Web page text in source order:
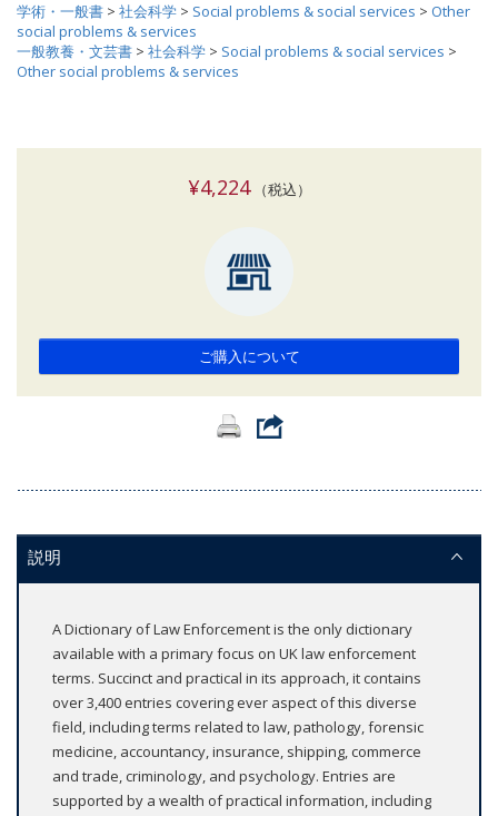
学術・一般書 > 社会科学 > Social problems & social services > Other
social problems & services
一般教養・文芸書 > 社会科学 > Social problems & social services >
Other social problems & services
¥4,224（税込）
ご購入について
説明
A Dictionary of Law Enforcement is the only dictionary
available with a primary focus on UK law enforcement
terms. Succinct and practical in its approach, it contains
over 3,400 entries covering ever aspect of this diverse
field, including terms related to law, pathology, forensic
medicine, accountancy, insurance, shipping, commerce
and trade, criminology, and psychology. Entries are
supported by a wealth of practical information, including